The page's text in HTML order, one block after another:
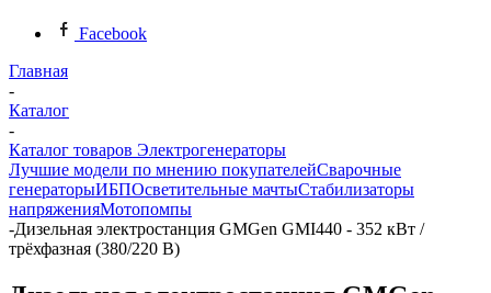
Facebook
Главная
-
Каталог
-
Каталог товаров Электрогенераторы
Лучшие модели по мнению покупателейСварочные
генераторыИБПОсветительные мачтыСтабилизаторы
напряженияМотопомпы
-Дизельная электростанция GMGen GMI440 - 352 кВт /
трёхфазная (380/220 В)